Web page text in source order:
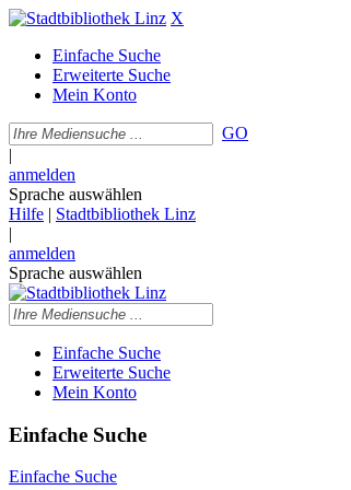
X
Einfache Suche
Erweiterte Suche
Mein Konto
GO
|
anmelden
Sprache auswählen
Hilfe | Stadtbibliothek Linz
|
anmelden
Sprache auswählen
Einfache Suche
Erweiterte Suche
Mein Konto
Einfache Suche
Einfache Suche